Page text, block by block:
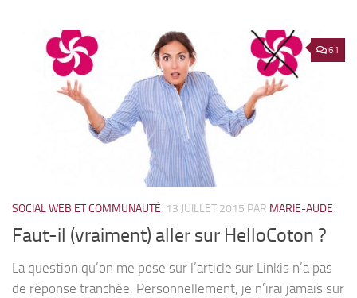
61
SOCIAL WEB ET COMMUNAUTÉ 13 JUILLET 2015 PAR MARIE-AUDE
Faut-il (vraiment) aller sur HelloCoton ?
La question qu’on me pose sur l’article sur Linkis n’a pas
de réponse tranchée. Personnellement, je n’irai jamais sur